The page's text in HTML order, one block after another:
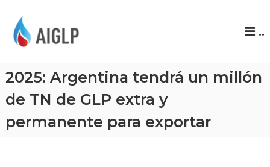
P
..
2025: Argentina tendrá un millón
de TN de GLP extra y
permanente para exportar